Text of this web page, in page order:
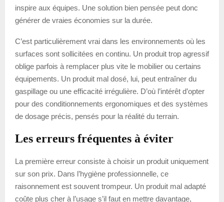
inspire aux équipes. Une solution bien pensée peut donc
générer de vraies économies sur la durée.
C’est particulièrement vrai dans les environnements où les
surfaces sont sollicitées en continu. Un produit trop agressif
oblige parfois à remplacer plus vite le mobilier ou certains
équipements. Un produit mal dosé, lui, peut entraîner du
gaspillage ou une efficacité irrégulière. D’où l’intérêt d’opter
pour des conditionnements ergonomiques et des systèmes
de dosage précis, pensés pour la réalité du terrain.
Les erreurs fréquentes à éviter
La première erreur consiste à choisir un produit uniquement
sur son prix. Dans l’hygiène professionnelle, ce
raisonnement est souvent trompeur. Un produit mal adapté
coûte plus cher à l’usage s’il faut en mettre davantage,